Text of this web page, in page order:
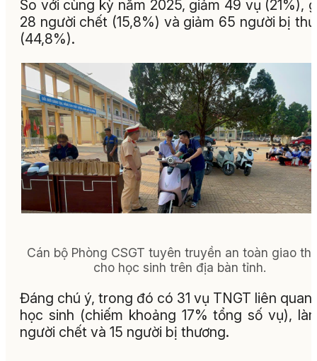
So với cùng kỳ năm 2025, giảm 49 vụ (21%),
28 người chết (15,8%) và giảm 65 người bị
(44,8%).
Cán bộ Phòng CSGT tuyên truyền an toàn giao
cho học sinh trên địa bàn tỉnh.
Đáng chú ý, trong đó có 31 vụ TNGT liên quan
học sinh (chiếm khoảng 17% tổng số vụ),
người chết và 15 người bị thương.